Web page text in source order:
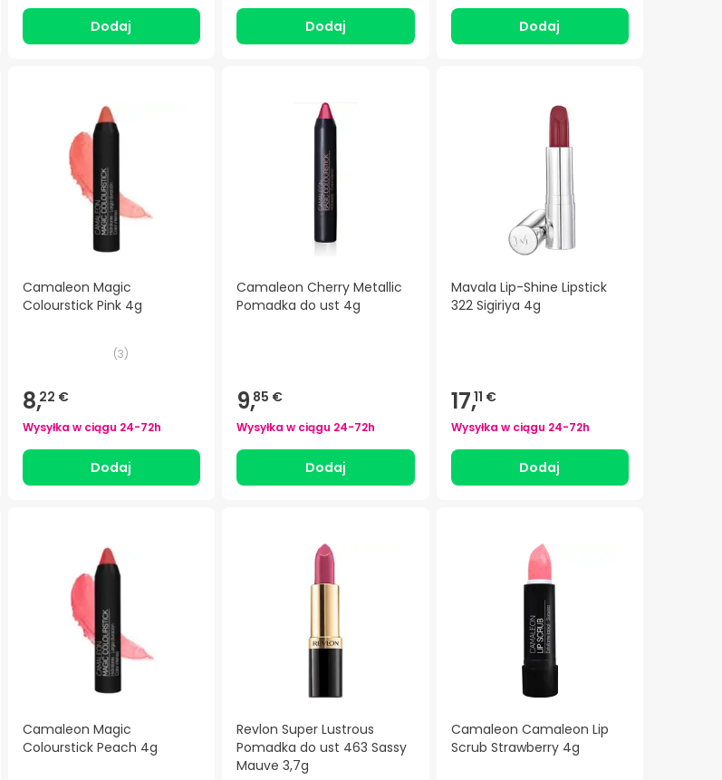
Dodaj Dodaj Dodaj
Camaleon Magic
Colourstick Pink 4g
(3)
8,22 €
Wysyłka w ciągu 24-72h
Dodaj
Camaleon Cherry Metallic
Pomadka do ust 4g
9,85 €
Wysyłka w ciągu 24-72h
Dodaj
Mavala Lip-Shine Lipstick
322 Sigiriya 4g
17,11 €
Wysyłka w ciągu 24-72h
Dodaj
Camaleon Magic
Colourstick Peach 4g
Revlon Super Lustrous
Pomadka do ust 463 Sassy
Mauve 3,7g
Camaleon Camaleon Lip
Scrub Strawberry 4g